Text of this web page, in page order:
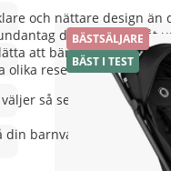
och nättare design
dyker emellanåt
att bära och fälls
olika resevagnar blir
så ser vi fram mot
barnvagn så håller den
BÄSTSÄLJARE
BÄST I TEST